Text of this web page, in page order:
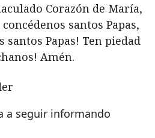
Corazón de María,
santos Papas,
santos Papas! Ten piedad
Amén.
a seguir informando